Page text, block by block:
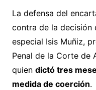
La defensa del
contra de la decisión
especial Isis Muñiz,
Penal de la Corte de
quien dictó tres
medida de coerción.